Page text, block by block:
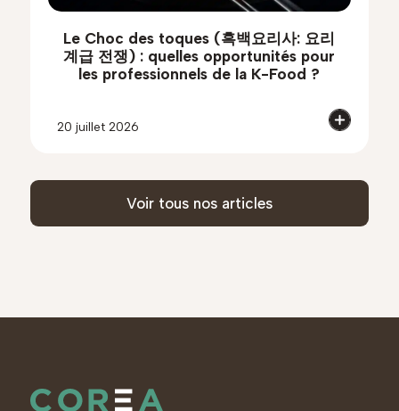
Le Choc des toques (흑백요리사: 요리
계급 전쟁) : quelles opportunités pour
les professionnels de la K-Food ?
20 juillet 2026
Voir tous nos articles